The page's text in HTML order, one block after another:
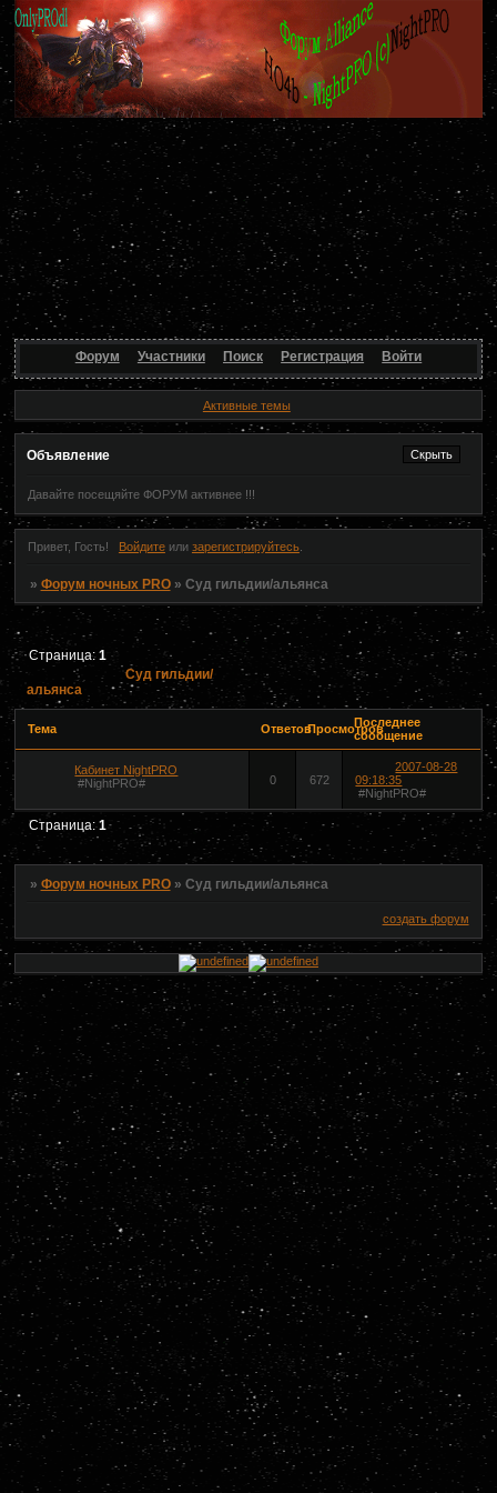
Форум Участники Поиск Регистрация Войти
Активные темы
Объявление
Давайте посещяйте ФОРУМ активнее !!!
Привет, Гость! Войдитеили зарегистрируйтесь.
» Форум ночных PRO » Суд гильдии/альянса
Суд гильдии/
альянса
Страница: 1
Тема ОтветовПросмотровПоследнее
сообщение
Кабинет NightPRO
#NightPRO#
0 672
2007-08-28
09:18:35
#NightPRO#
Страница:1
» Форум ночных PRO » Суд гильдии/альянса
создать форум